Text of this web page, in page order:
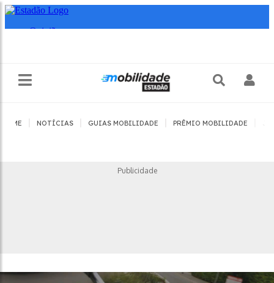
HOME NOTÍCIAS GUIAS MOBILIDADE PRÊMIO MOBILIDADE
Publicidade